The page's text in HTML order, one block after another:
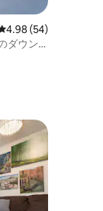
ビュー54件、5つ星
4.98 (54)
ダウン